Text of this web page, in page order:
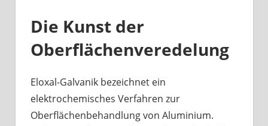
Die Kunst der
Oberflächenveredelung
Eloxal-Galvanik bezeichnet ein
elektrochemisches Verfahren zur
Oberflächenbehandlung von Aluminium.